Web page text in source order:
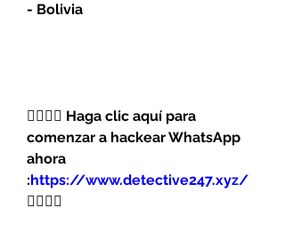
- Bolivia
👉🏻👉🏻 Haga clic aquí para
comenzar a hackear WhatsApp
ahora
:https://www.detective247.xyz/
👈🏻👈🏻